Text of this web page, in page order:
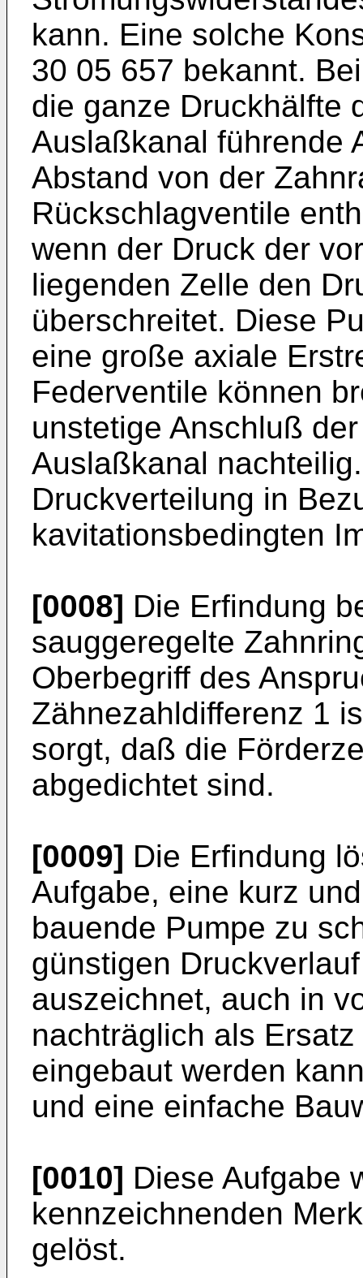
kann. Eine solche
30 05 657 bekannt.
die ganze Druckhälfte
Auslaßkanal führende
Abstand von der
Rückschlagventile
wenn der Druck der
liegenden Zelle den
überschreitet. Diese
eine große axiale
Federventile können
unstetige Anschluß
Auslaßkanal
Druckverteilung in
kavitationsbedingten
[0008] Die Erfindung
sauggeregelte
Oberbegriff des
Zähnezahldifferenz 1
sorgt, daß die
abgedichtet sind.
[0009] Die Erfindung
Aufgabe, eine kurz
bauende Pumpe zu
günstigen
auszeichnet, auch in
nachträglich als
eingebaut werden
und eine einfache
[0010] Diese Aufgabe
kennzeichnenden
gelöst.